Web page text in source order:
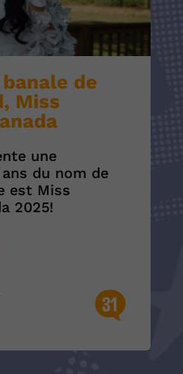
de
Miss
une
du nom de
est Miss
2025!
31